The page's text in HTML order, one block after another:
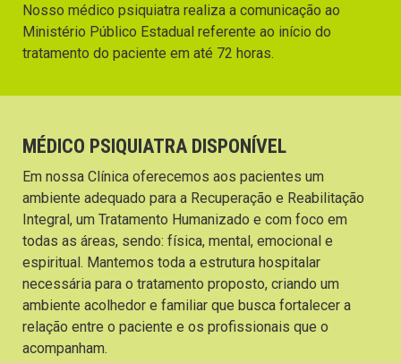
Nosso médico psiquiatra realiza a comunicação ao
Ministério Público Estadual referente ao início do
tratamento do paciente em até 72 horas.
MÉDICO PSIQUIATRA DISPONÍVEL
Em nossa Clínica oferecemos aos pacientes um
ambiente adequado para a Recuperação e Reabilitação
Integral, um Tratamento Humanizado e com foco em
todas as áreas, sendo: física, mental, emocional e
espiritual. Mantemos toda a estrutura hospitalar
necessária para o tratamento proposto, criando um
ambiente acolhedor e familiar que busca fortalecer a
relação entre o paciente e os profissionais que o
acompanham.